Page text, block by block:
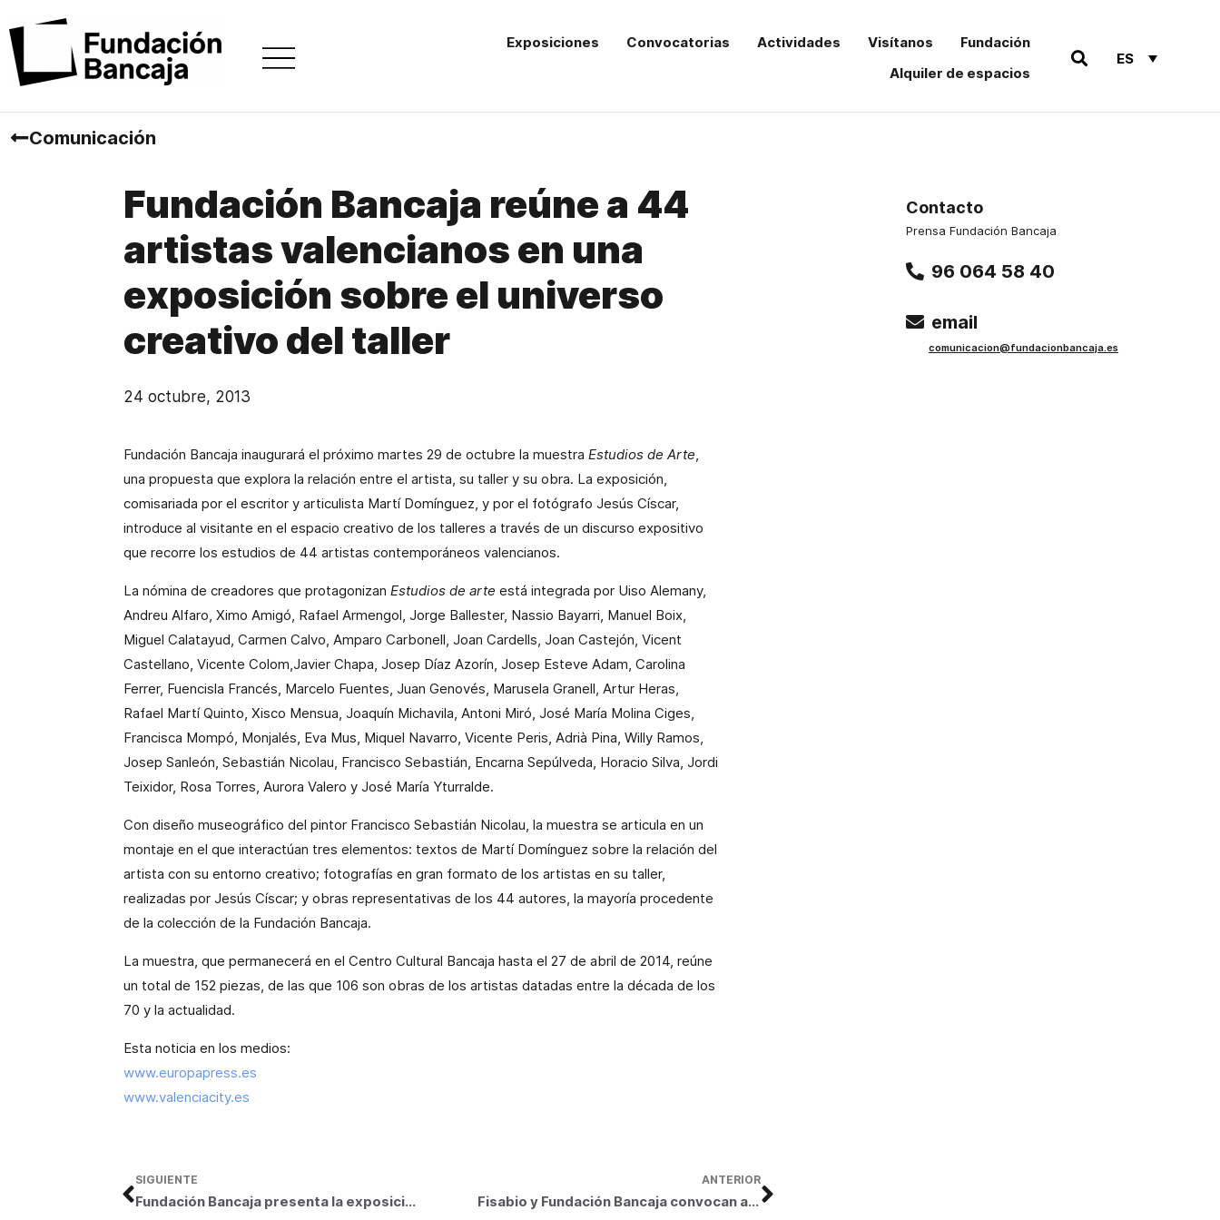
Exposiciones Convocatorias Actividades Visítanos
Fundación
Alquiler de espacios
ES
Comunicación
Fundación Bancaja reúne a 44
artistas valencianos en una
exposición sobre el universo
creativo del taller
24 octubre, 2013
Fundación Bancaja inaugurará el próximo martes 29 de octubre la muestra Estudios de Arte,
una propuesta que explora la relación entre el artista, su taller y su obra. La exposición,
comisariada por el escritor y articulista Martí Domínguez, y por el fotógrafo Jesús Císcar,
introduce al visitante en el espacio creativo de los talleres a través de un discurso expositivo
que recorre los estudios de 44 artistas contemporáneos valencianos.
La nómina de creadores que protagonizan Estudios de arte está integrada por Uiso Alemany,
Andreu Alfaro, Ximo Amigó, Rafael Armengol, Jorge Ballester, Nassio Bayarri, Manuel Boix,
Miguel Calatayud, Carmen Calvo, Amparo Carbonell, Joan Cardells, Joan Castejón, Vicent
Castellano, Vicente Colom,Javier Chapa, Josep Díaz Azorín, Josep Esteve Adam, Carolina
Ferrer, Fuencisla Francés, Marcelo Fuentes, Juan Genovés, Marusela Granell, Artur Heras,
Rafael Martí Quinto, Xisco Mensua, Joaquín Michavila, Antoni Miró, José María Molina Ciges,
Francisca Mompó, Monjalés, Eva Mus, Miquel Navarro, Vicente Peris, Adrià Pina, Willy Ramos,
Josep Sanleón, Sebastián Nicolau, Francisco Sebastián, Encarna Sepúlveda, Horacio Silva, Jordi
Teixidor, Rosa Torres, Aurora Valero y José María Yturralde.
Con diseño museográfico del pintor Francisco Sebastián Nicolau, la muestra se articula en un
montaje en el que interactúan tres elementos: textos de Martí Domínguez sobre la relación del
artista con su entorno creativo; fotografías en gran formato de los artistas en su taller,
realizadas por Jesús Císcar; y obras representativas de los 44 autores, la mayoría procedente
de la colección de la Fundación Bancaja.
La muestra, que permanecerá en el Centro Cultural Bancaja hasta el 27 de abril de 2014, reúne
un total de 152 piezas, de las que 106 son obras de los artistas datadas entre la década de los
70 y la actualidad.
Esta noticia en los medios:
www.europapress.es
www.valenciacity.es
ANTERIOR
Fisabio y Fundación Bancaja convocan ayudas para impulsar la investigación sanitaria en la Comunidad Valenciana
SIGUIENTE
Fundación Bancaja presenta la exposición Estudios de arte
Contacto
Prensa Fundación Bancaja
96 064 58 40
email
comunicacion@fundacionbancaja.es